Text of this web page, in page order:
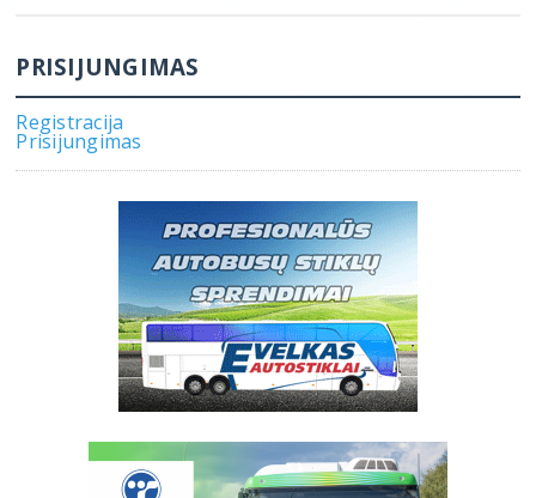
PRISIJUNGIMAS
Registracija
Prisijungimas